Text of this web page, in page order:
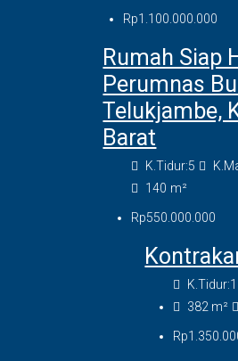
Rp1.100.000.000
Rumah Siap
Perumnas
Telukjambe,
Barat
K.Tidur:5
140 m²
Rp550.000.000
K.Tidur:
382 m²